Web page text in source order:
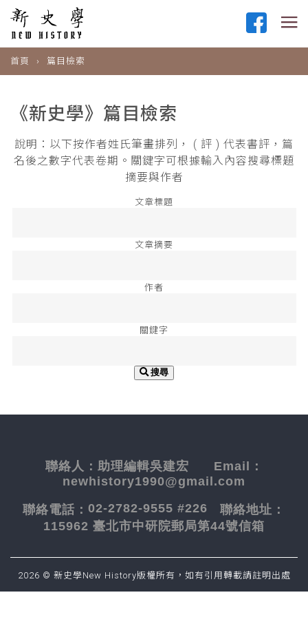
首頁 篇目檢索
《新史學》篇目檢索
說明：以下按作者姓氏筆畫排列， ( 評 ) 代表書評，篇
名後之數字代表卷期。關鍵字可根據輸入內容搜尋標題
摘要與作者
文章標題
文章摘要
作者
關鍵字
搜尋
聯絡人： 助理編輯吳建宏 Email：
newhistory1990@gmail.com
聯絡電話： 02-2782-9555 #226 聯絡地址：
115962 臺北市中研院郵局第44號信箱
2026 © 新史學New History版權所有，如有引用轉載請註明出處